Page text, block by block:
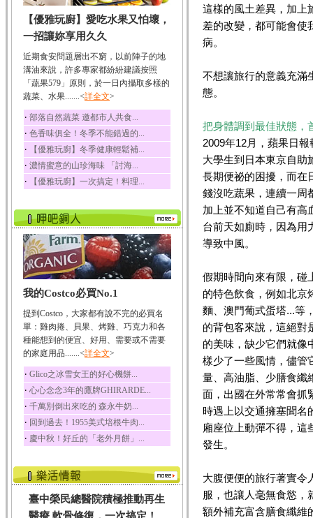
咖啡
咖啡中的咖啡因會刺激
中樞神經系統，特別...
椰子
椰子含有糖類、脂肪、
蛋白質、維生素及多...
荔枝
荔枝性質溫和所含的營
養素有醣類、檸檬酸...
五味子
五味子性質溫熱所含營
養成分有揮發油、檸...
草魚
素C、及豐富的蛋白...
【優雅玩廚】愛吃水果又怕壞，
一招讓妳享用久久
近期食安問題層出不窮，以前陣子的地
溝油來說，許多專家都紛紛建議按照
「蔬果579」原則，於一日內攝取多樣的
蔬菜、水果.......<詳全文>
‧ 部落自然蔬菜 邀都市人共食...
‧ 色香味俱全！冬季不能錯過的...
‧ 【優雅玩廚】冬季健康輕鬆補...
‧ 濃情蜜意的山珍海味 「討海...
‧ 【優雅玩廚】一次搞定！料理...
我的Costco必買No.1
提到Costco，大家都有說不完的必買名
單：雞肉捲、貝果、烤雞、巧克力和各
種能想到的便宜、好用、需要或不需要
的家庭用品.......<詳全文>
‧ Glico之冰雪女王的好心機餅...
‧ 心心念念3年的鷹牌GHIRARDE...
‧ 千萬別倒出來吃的 森永牛奶...
‧ 回到過去！1955美式培根牛肉...
‧ 慶中秋！好丘的「老外月餅」...
臺中榮民總醫院積極推動再生
這樣的風土差異，加上
差的改變，都可能會使
病。
不想讓旅行的意義充滿
態。
把身體調到最佳狀態，
2009年12月，蘋果日
大學生到日本東京自助
長期便祕的困擾，而在
錢沒吃蔬果，連續一周
加上並不知道自己有高
台前天如廁時，因為用
導致中風。
假期時間向來有限，碰
的特色飲食，例如北京
麵、澳門葡式蛋塔...等
的背包客來說，這絕對
的美味，缺少它們就像
樣少了一些風情，儘管
量、高油脂、少膳食纖
面，出國在外常常會抓
時遇上以交通擁塞聞名
廂座位上動彈不得，這
發生。
大腹便便的旅行著實令
服，也讓人毫無食慾，
額外補充富含膳食纖維